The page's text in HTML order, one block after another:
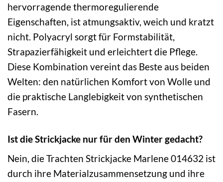
hervorragende thermoregulierende
Eigenschaften, ist atmungsaktiv, weich und kratzt
nicht. Polyacryl sorgt für Formstabilität,
Strapazierfähigkeit und erleichtert die Pflege.
Diese Kombination vereint das Beste aus beiden
Welten: den natürlichen Komfort von Wolle und
die praktische Langlebigkeit von synthetischen
Fasern.
Ist die Strickjacke nur für den Winter gedacht?
Nein, die Trachten Strickjacke Marlene 014632 ist
durch ihre Materialzusammensetzung und ihre